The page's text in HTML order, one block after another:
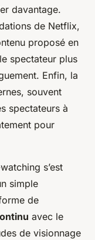
davantage.
de Netflix,
proposé en
spectateur plus
Enfin, la
souvent
spectateurs à
pour
s’est
simple
de
avec le
de visionnage